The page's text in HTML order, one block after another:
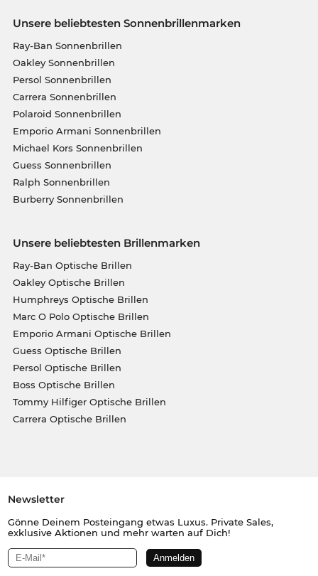
Unsere beliebtesten Sonnenbrillenmarken
Ray-Ban Sonnenbrillen
Oakley Sonnenbrillen
Persol Sonnenbrillen
Carrera Sonnenbrillen
Polaroid Sonnenbrillen
Emporio Armani Sonnenbrillen
Michael Kors Sonnenbrillen
Guess Sonnenbrillen
Ralph Sonnenbrillen
Burberry Sonnenbrillen
Unsere beliebtesten Brillenmarken
Ray-Ban Optische Brillen
Oakley Optische Brillen
Humphreys Optische Brillen
Marc O Polo Optische Brillen
Emporio Armani Optische Brillen
Guess Optische Brillen
Persol Optische Brillen
Boss Optische Brillen
Tommy Hilfiger Optische Brillen
Carrera Optische Brillen
Newsletter
Gönne Deinem Posteingang etwas Luxus. Private Sales,
exklusive Aktionen und mehr warten auf Dich!